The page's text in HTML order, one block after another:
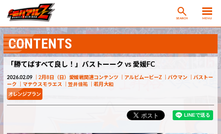
SEARCH MENU
CONTENTS
「勝てばすべて良し！」バストーーク vs 愛媛FC
2026.02.09 2月8日（日）愛媛戦関連コンテンツ アルビムービーZ バウマン
バストー
ーク
マテウスモラエス 笠井佳祐 若月大和